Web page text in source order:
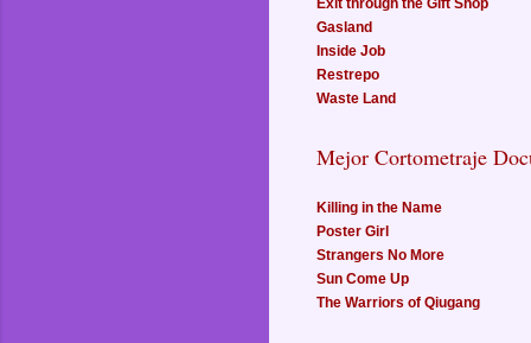
Exit through the Gift Shop
Gasland
Inside Job
Restrepo
Waste Land
Mejor Cortometraje
Killing in the Name
Poster Girl
Strangers No More
Sun Come Up
The Warriors of Qiugang